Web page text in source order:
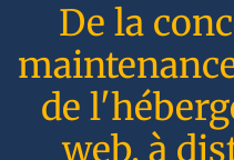
De la
de
web, à